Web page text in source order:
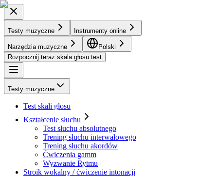
Testy muzyczne Instrumenty online
Narzędzia muzyczne
Polski
Rozpocznij teraz skala głosu test
Testy muzyczne
Test skali głosu
Kształcenie słuchu
Test słuchu absolutnego
Trening słuchu interwałowego
Trening słuchu akordów
Ćwiczenia gamm
Wyzwanie Rytmu
Stroik wokalny / ćwiczenie intonacji